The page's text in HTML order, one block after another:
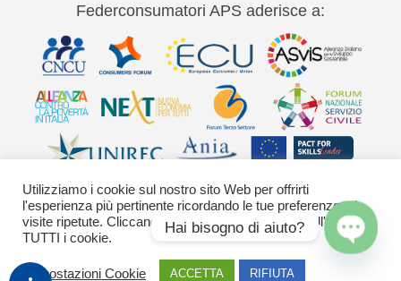
Federconsumatori APS aderisce a:
Via Palestro 11 00185 Roma - tel 06
42020755-9 federconsumatori@federconsumatori.it Ufficio stampa tel: 06
Utilizziamo i cookie sul nostro sito Web per offrirti
l'esperienza più pertinente ricordando le tue preferenze e le
visite ripetute. Cliccando su "Accetta" acconsenti all'uso di
TUTTI i cookie.
Impostazioni Cookie ACCETTA RIFIUTA
Hai bisogno di aiuto?
Open